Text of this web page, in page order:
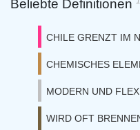
Beliebte Definitionen
CHILE GRENZT IM
CHEMISCHES
MODERN UND
WIRD OFT